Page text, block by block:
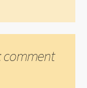
comment